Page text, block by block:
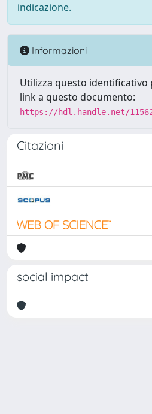
indicazione.
Informazioni
Utilizza questo identificativo
link a questo documento:
https://hdl.handle.net/
Citazioni
social impact